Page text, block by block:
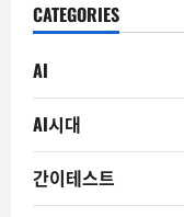
CATEGORIES
AI
AI시대
간이테스트